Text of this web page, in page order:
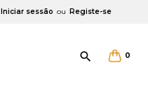
Iniciar sessão ou Registe-se
0
